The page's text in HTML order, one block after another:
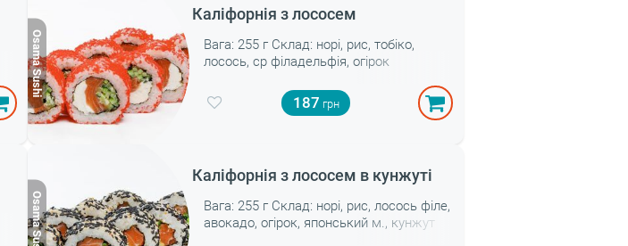
Каліфорнія з лососем
Вага: 255 г Склад: норі, рис, тобіко,
лосось, ср філадельфія, огірок
187
Каліфорнія з лососем в кунжуті
Вага: 255 г Склад: норі, рис, лосось філе,
авокадо, огірок, японський м., кунжут